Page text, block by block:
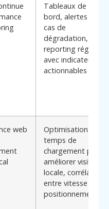
Tableaux de
bord, alertes en
cas de
dégradation,
reporting régulier
avec indicateurs
actionnables
web
Optimisation des
temps de
chargement pour
améliorer visibilité
locale, corrélation
entre vitesse et
positionnement